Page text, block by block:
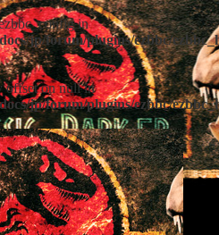
in
jp/forum/plugins/ezbbc/
offset on null in
jp/forum/plugins/ezbbc/